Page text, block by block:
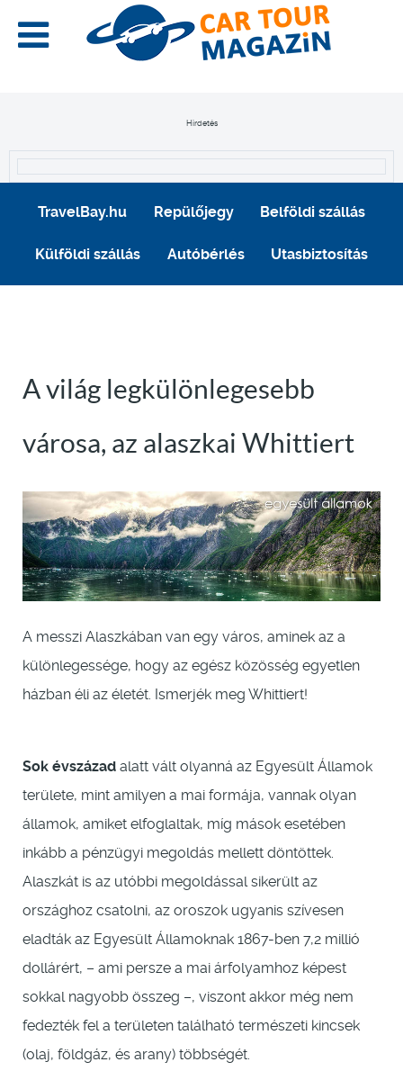
Hirdetés
TravelBay.hu Repülőjegy Belföldi szállás
Külföldi szállás Autóbérlés Utasbiztosítás
A világ legkülönlegesebb
városa, az alaszkai Whittiert
A messzi Alaszkában van egy város, aminek az a
különlegessége, hogy az egész közösség egyetlen
házban éli az életét. Ismerjék meg Whittiert!
Sok évszázad alatt vált olyanná az Egyesült Államok
területe, mint amilyen a mai formája, vannak olyan
államok, amiket elfoglaltak, míg mások esetében
inkább a pénzügyi megoldás mellett döntöttek.
Alaszkát is az utóbbi megoldással sikerült az
országhoz csatolni, az oroszok ugyanis szívesen
eladták az Egyesült Államoknak 1867-ben 7,2 millió
dollárért, – ami persze a mai árfolyamhoz képest
sokkal nagyobb összeg –, viszont akkor még nem
fedezték fel a területen található természeti kincsek
(olaj, földgáz, és arany) többségét.